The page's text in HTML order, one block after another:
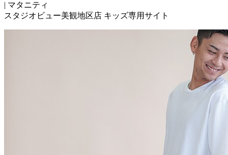
| マタニティ
スタジオビュー美観地区店 キッズ専用サイト